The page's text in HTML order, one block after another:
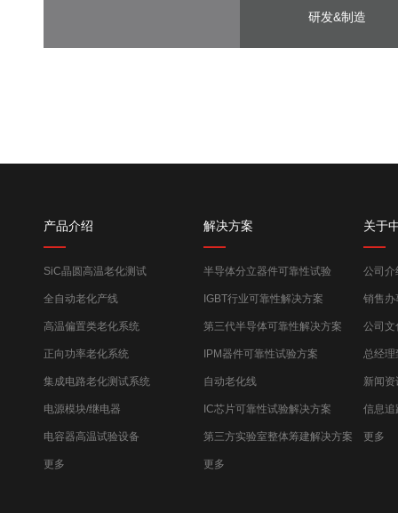
研发&制造
产品介绍
SiC晶圆高温老化测试
全自动老化产线
高温偏置类老化系统
正向功率老化系统
集成电路老化测试系统
电源模块/继电器
电容器高温试验设备
更多
解决方案
半导体分立器件可靠性试验
IGBT行业可靠性解决方案
第三代半导体可靠性解决方案
IPM器件可靠性试验方案
自动老化线
IC芯片可靠性试验解决方案
第三方实验室整体筹建解决方案
更多
关于
公司介
销售办
公司文
总经理
新闻资
信息追
更多